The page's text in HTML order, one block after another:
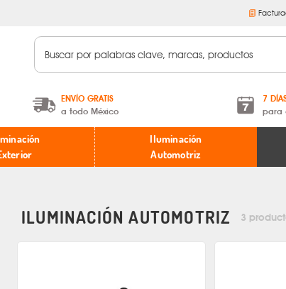
ENVÍO GRATIS
a todo México
A partir de $599 MXN.
* Aplican restricciones
7
para
Términos y
Políticas de
Iluminación
Automotriz
ILUMINACIÓN AUTOMOTRIZ 3